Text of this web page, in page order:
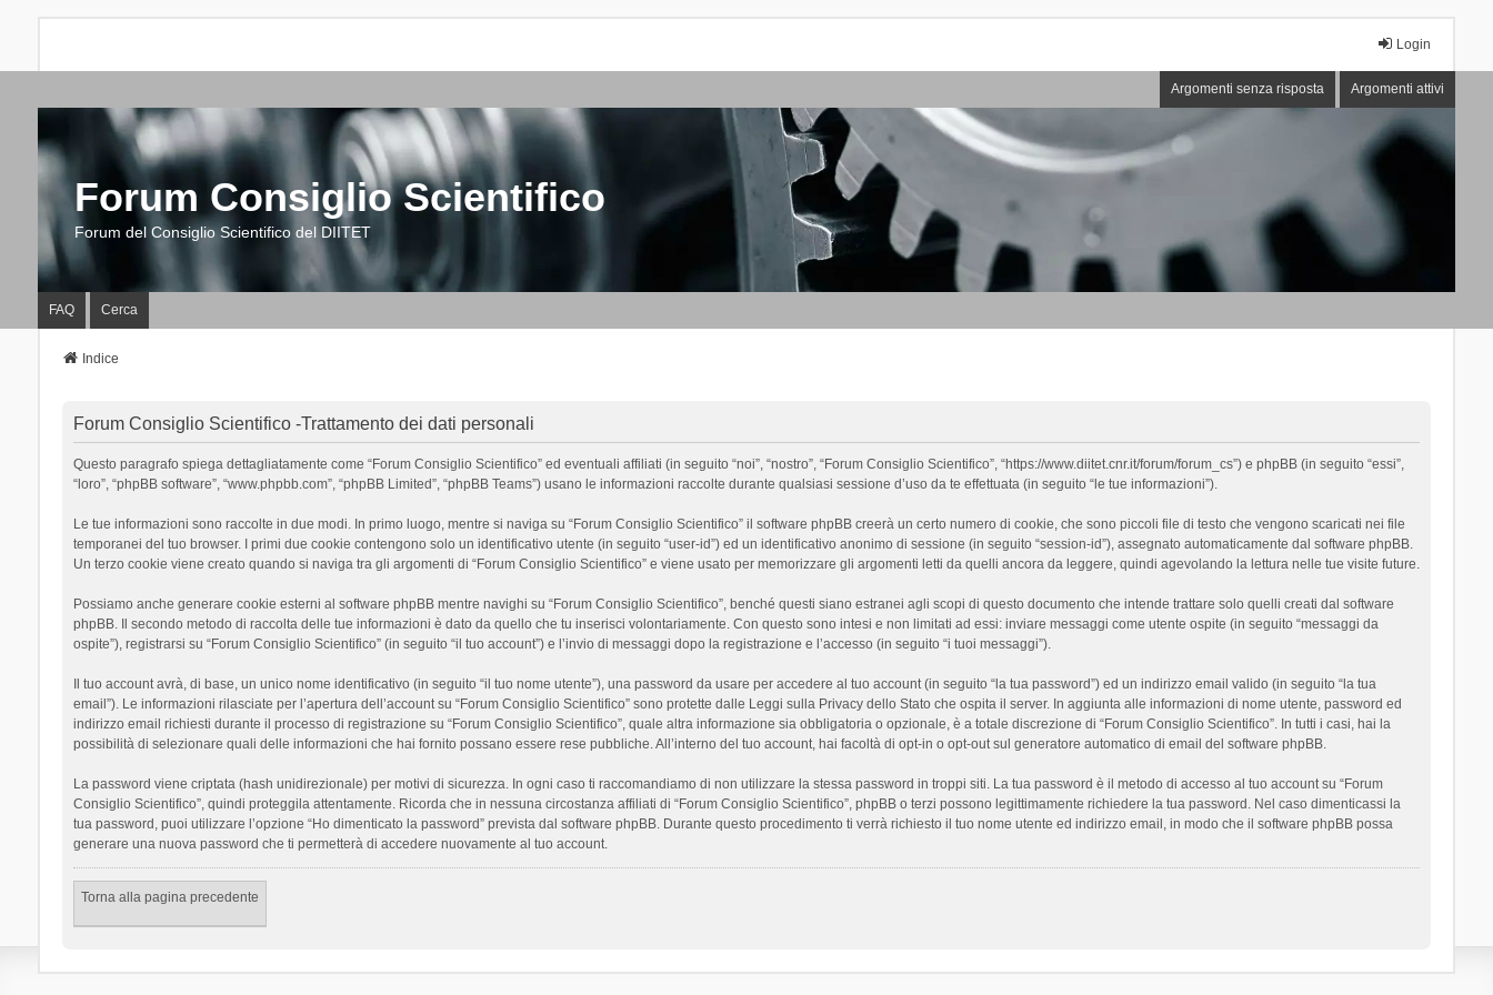
Login
Argomenti senza risposta Argomenti attivi
Forum Consiglio Scientifico
Forum del Consiglio Scientifico del DIITET
FAQ Cerca
Indice
Forum Consiglio Scientifico -Trattamento dei dati personali
Questo paragrafo spiega dettagliatamente come “Forum Consiglio Scientifico” ed eventuali affiliati (in seguito “noi”, “nostro”, “Forum Consiglio Scientifico”, “https://www.diitet.cnr.it/forum/forum_cs”) e phpBB (in seguito “essi”,
“loro”, “phpBB software”, “www.phpbb.com”, “phpBB Limited”, “phpBB Teams”) usano le informazioni raccolte durante qualsiasi sessione d’uso da te effettuata (in seguito “le tue informazioni”).
Le tue informazioni sono raccolte in due modi. In primo luogo, mentre si naviga su “Forum Consiglio Scientifico” il software phpBB creerà un certo numero di cookie, che sono piccoli file di testo che vengono scaricati nei file
temporanei del tuo browser. I primi due cookie contengono solo un identificativo utente (in seguito “user-id”) ed un identificativo anonimo di sessione (in seguito “session-id”), assegnato automaticamente dal software phpBB.
Un terzo cookie viene creato quando si naviga tra gli argomenti di “Forum Consiglio Scientifico” e viene usato per memorizzare gli argomenti letti da quelli ancora da leggere, quindi agevolando la lettura nelle tue visite future.
Possiamo anche generare cookie esterni al software phpBB mentre navighi su “Forum Consiglio Scientifico”, benché questi siano estranei agli scopi di questo documento che intende trattare solo quelli creati dal software
phpBB. Il secondo metodo di raccolta delle tue informazioni è dato da quello che tu inserisci volontariamente. Con questo sono intesi e non limitati ad essi: inviare messaggi come utente ospite (in seguito “messaggi da
ospite”), registrarsi su “Forum Consiglio Scientifico” (in seguito “il tuo account”) e l’invio di messaggi dopo la registrazione e l’accesso (in seguito “i tuoi messaggi”).
Il tuo account avrà, di base, un unico nome identificativo (in seguito “il tuo nome utente”), una password da usare per accedere al tuo account (in seguito “la tua password”) ed un indirizzo email valido (in seguito “la tua
email”). Le informazioni rilasciate per l’apertura dell’account su “Forum Consiglio Scientifico” sono protette dalle Leggi sulla Privacy dello Stato che ospita il server. In aggiunta alle informazioni di nome utente, password ed
indirizzo email richiesti durante il processo di registrazione su “Forum Consiglio Scientifico”, quale altra informazione sia obbligatoria o opzionale, è a totale discrezione di “Forum Consiglio Scientifico”. In tutti i casi, hai la
possibilità di selezionare quali delle informazioni che hai fornito possano essere rese pubbliche. All’interno del tuo account, hai facoltà di opt-in o opt-out sul generatore automatico di email del software phpBB.
La password viene criptata (hash unidirezionale) per motivi di sicurezza. In ogni caso ti raccomandiamo di non utilizzare la stessa password in troppi siti. La tua password è il metodo di accesso al tuo account su “Forum
Consiglio Scientifico”, quindi proteggila attentamente. Ricorda che in nessuna circostanza affiliati di “Forum Consiglio Scientifico”, phpBB o terzi possono legittimamente richiedere la tua password. Nel caso dimenticassi la
tua password, puoi utilizzare l’opzione “Ho dimenticato la password” prevista dal software phpBB. Durante questo procedimento ti verrà richiesto il tuo nome utente ed indirizzo email, in modo che il software phpBB possa
generare una nuova password che ti permetterà di accedere nuovamente al tuo account.
Torna alla pagina precedente